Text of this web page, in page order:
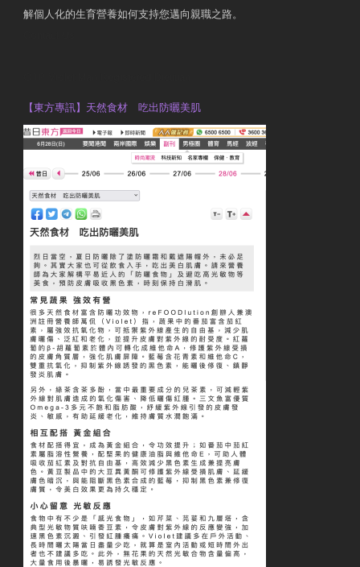
解個人化的生育營養如何支持您邁向親職之路。
【東方專訊】天然食材 吃出防曬美肌